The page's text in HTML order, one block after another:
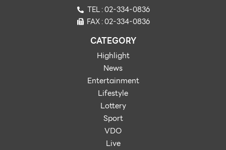
TEL : 02-334-0836
FAX : 02-334-0836
CATEGORY
Highlight
News
Entertainment
Lifestyle
Lottery
Sport
VDO
Live